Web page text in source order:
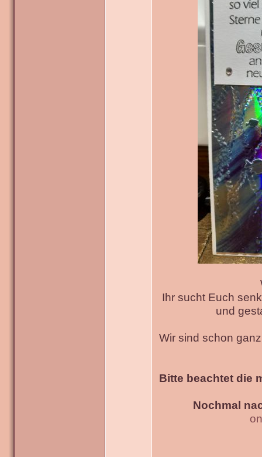
Ihr sucht Euch
und
Wir sind schon
Bitte beachtet die
Nochmal